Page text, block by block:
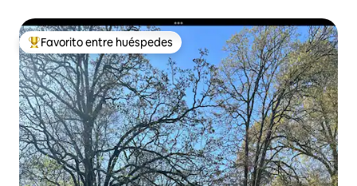
Favorito entre los huéspedes más destacados
Favorito entre huéspedes